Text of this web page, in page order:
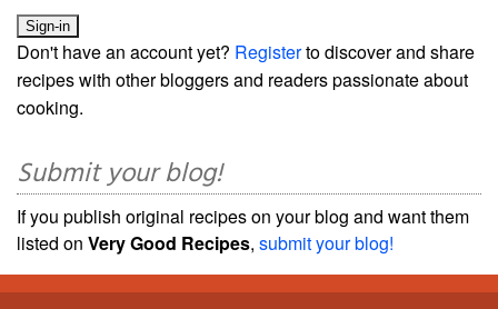
Don't have an account yet? Registerto discover and share
recipes with other bloggers and readers passionate about
cooking.
Submit your blog!
If you publish original recipes on your blog and want them
listed on Very Good Recipes, submit your blog!